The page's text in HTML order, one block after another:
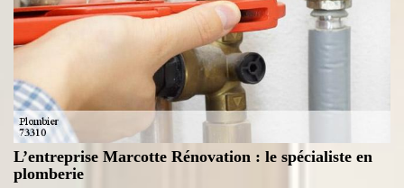
L’entreprise Marcotte Rénovation : le spécialiste en
plomberie